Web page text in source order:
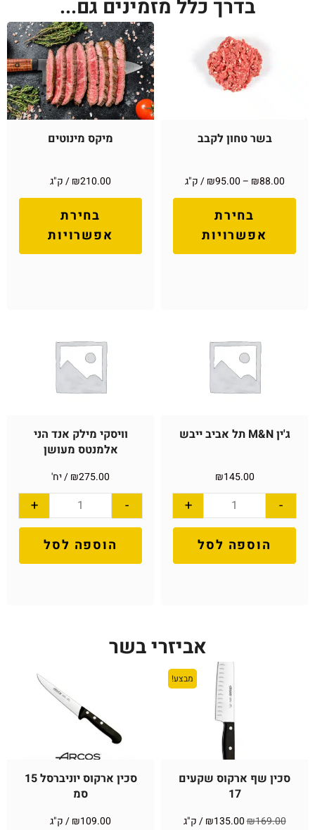
בדרך כלל מזמינים גם...
בשר טחון לקבב
₪88.00
–
₪95.00 / ק"ג
בחירת
אפשרויות
מיקס מינוטים
₪210.00 / ק"ג
בחירת
אפשרויות
ג'ין M&N תל אביב ייבש
₪145.00
-
+
הוספה לסל
וויסקי מילק אנד הני
אלמנטס מעושן
₪275.00 / יח'
-
+
הוספה לסל
אביזרי בשר
מבצע!
סכין שף ארקוס שקעים
17
₪169.00
₪135.00 / ק"ג
סכין ארקוס יוניברסל 15
סמ
₪109.00 / ק"ג